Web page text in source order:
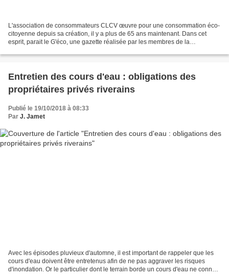
L'association de consommateurs CLCV œuvre pour une consommation éco-
citoyenne depuis sa création, il y a plus de 65 ans maintenant. Dans cet
esprit, parait le G'éco, une gazette réalisée par les membres de la
Entretien des cours d'eau : obligations des
propriétaires privés riverains
Publié le 19/10/2018 à 08:33
Par J. Jamet
Avec les épisodes pluvieux d'automne, il est important de rappeler que les
cours d'eau doivent être entretenus afin de ne pas aggraver les risques
d'inondation. Or le particulier dont le terrain borde un cours d'eau ne connait